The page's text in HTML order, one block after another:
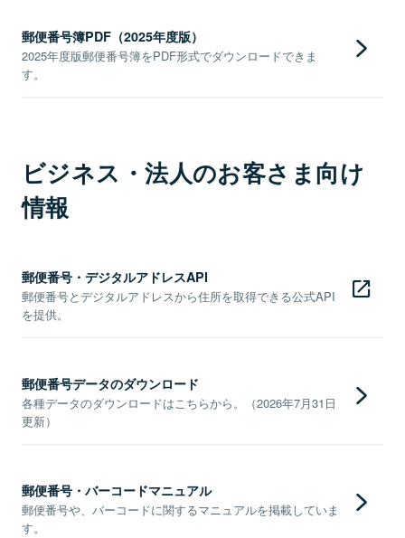
郵便番号簿PDF（2025年度版）
2025年度版郵便番号簿をPDF形式でダウンロードできま
す。
ビジネス・法人のお客さま向け
情報
郵便番号・デジタルアドレスAPI
郵便番号とデジタルアドレスから住所を取得できる公式API
を提供。
郵便番号データのダウンロード
各種データのダウンロードはこちらから。（2026年7月31日
更新）
郵便番号・バーコードマニュアル
郵便番号や、バーコードに関するマニュアルを掲載していま
す。